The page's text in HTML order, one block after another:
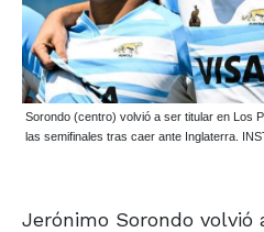
Sorondo (centro) volvió a ser titular en Los
las semifinales tras caer ante Inglaterra.
Jerónimo Sorondo volvió